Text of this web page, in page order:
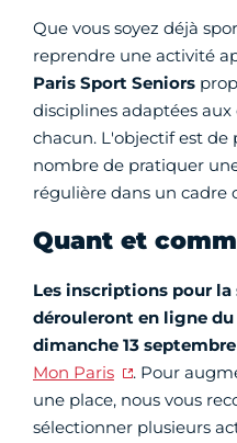
Que vous soyez déjà
reprendre une activité
Paris Sport Seniors
disciplines adaptées
chacun. L'objectif est
nombre de pratiquer
régulière dans un cadre
Quant et
Les inscriptions pour la
dérouleront en ligne
dimanche 13
Mon Paris
. Pour
une place, nous vous
sélectionner plusieurs